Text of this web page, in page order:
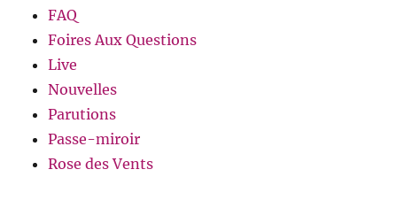
FAQ
Foires Aux Questions
Live
Nouvelles
Parutions
Passe-miroir
Rose des Vents